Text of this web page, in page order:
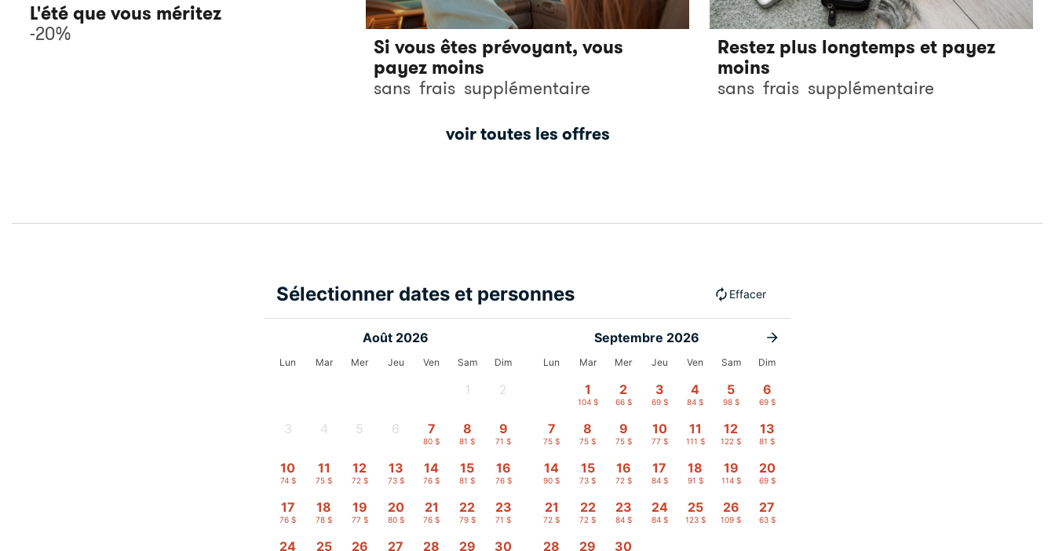
L'été que vous méritez
-20%
Si vous êtes prévoyant, vous
payez moins
sans frais supplémentaire
Restez plus longtemps et payez
moins
sans frais supplémentaire
voir toutes les offres
Sélectionner dates et personnes Effacer
Août 2026
Lun Mar Mer Jeu Ven Sam Dim
1 2
3 4 5 6 7
80 $
8
81 $
9
71 $
10
74 $
11
75 $
12
72 $
13
73 $
14
76 $
15
81 $
16
76 $
17
76 $
18
78 $
19
77 $
20
80 $
21
76 $
22
79 $
23
71 $
24 25 26 27 28 29 30
Septembre 2026
Lun Mar Mer Jeu Ven Sam Dim
1
104 $
2
66 $
3
69 $
4
84 $
5
98 $
6
69 $
7
75 $
8
75 $
9
75 $
10
77 $
11
111 $
12
122 $
13
81 $
14
90 $
15
73 $
16
72 $
17
84 $
18
91 $
19
114 $
20
69 $
21
72 $
22
72 $
23
84 $
24
84 $
25
123 $
26
109 $
27
63 $
28 29 30